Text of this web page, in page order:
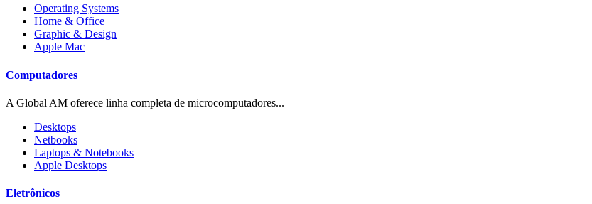
Operating Systems
Home & Office
Graphic & Design
Apple Mac
Computadores
A Global AM oferece linha completa de microcomputadores...
Desktops
Netbooks
Laptops & Notebooks
Apple Desktops
Eletrônicos